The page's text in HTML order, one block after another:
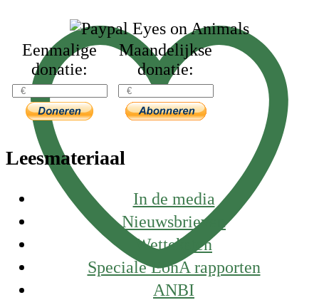
Eenmalige
donatie:
Maandelijkse
donatie:
Leesmateriaal
In de media
Nieuwsbrieven
Wetteksten
Speciale EonA rapporten
ANBI